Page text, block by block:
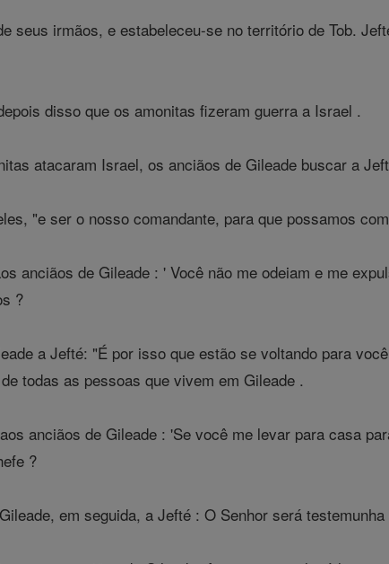
seus irmãos, e estabeleceu-se no território de Tob.
disso que os amonitas fizeram guerra a Israel .
atacaram Israel, os anciãos de Gileade buscar a
"e ser o nosso comandante, para que possamos
anciãos de Gileade : ' Você não me odeiam e me
?
a Jefté: "É por isso que estão se voltando para
todas as pessoas que vivem em Gileade .
anciãos de Gileade : 'Se você me levar para casa
?
em seguida, a Jefté : O Senhor será